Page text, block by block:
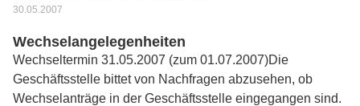
30.05.2007
Wechselangelegenheiten
Wechseltermin 31.05.2007 (zum 01.07.2007)Die
Geschäftsstelle bittet von Nachfragen abzusehen, ob
Wechselanträge in der Geschäftsstelle eingegangen sind.